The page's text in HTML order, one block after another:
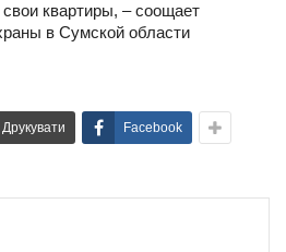
квартиры, – соощает
в Сумской области
Друкувати Facebook